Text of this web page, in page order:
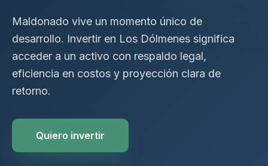
Maldonado vive un momento único de
desarrollo. Invertir en Los Dólmenes significa
acceder a un activo con respaldo legal,
eficiencia en costos y proyección clara de
retorno.
Quiero invertir